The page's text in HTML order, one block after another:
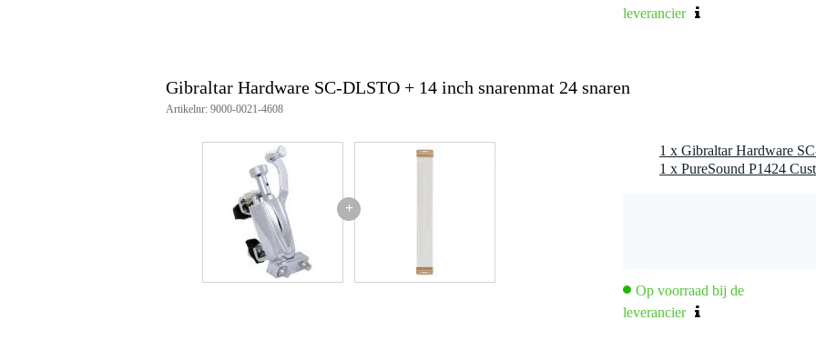
leverancier
Gibraltar Hardware SC-DLSTO + 14 inch snarenmat 24 snaren
Artikelnr: 9000-0021-4608
+
Op voorraad bij de
leverancier